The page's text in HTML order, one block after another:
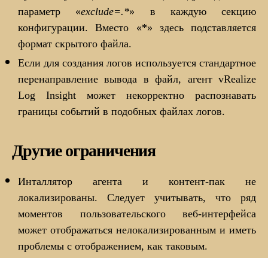
параметр «exclude=.*» в каждую секцию
конфигурации. Вместо «*» здесь подставляется
формат скрытого файла.
Если для создания логов используется стандартное
перенаправление вывода в файл, агент vRealize
Log Insight может некорректно распознавать
границы событий в подобных файлах логов.
Другие ограничения
Инталлятор агента и контент-пак не
локализированы. Следует учитывать, что ряд
моментов пользовательского веб-интерфейса
может отображаться нелокализированным и иметь
проблемы с отображением, как таковым.